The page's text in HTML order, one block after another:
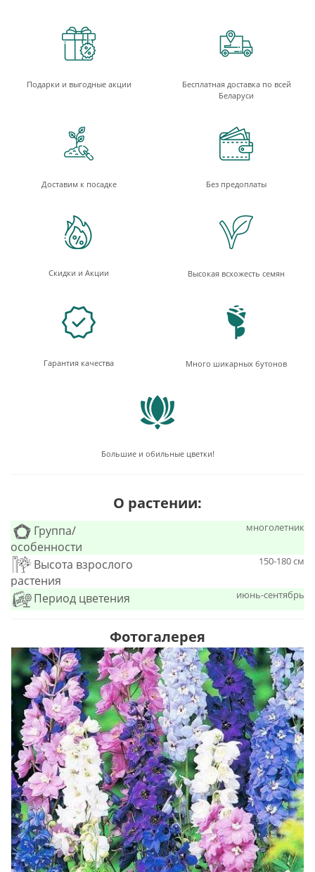
Подарки и выгодные акции
Бесплатная доставка по всей
Беларуси
Доставим к посадке Без предоплаты
Скидки и Акции Высокая всхожесть семян
Гарантия качества Много шикарных бутонов
Большие и обильные цветки!
О растении:
Группа/
особенности
многолетник
Высота взрослого
растения
150-180 см
Период цветения июнь-сентябрь
Фотогалерея